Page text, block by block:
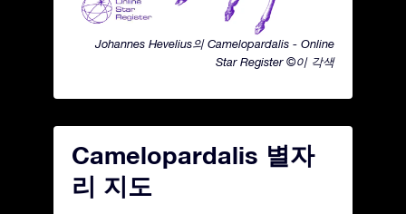
Johannes Hevelius의 Camelopardalis - Online
Star Register ©이 각색
Camelopardalis 별자
리 지도